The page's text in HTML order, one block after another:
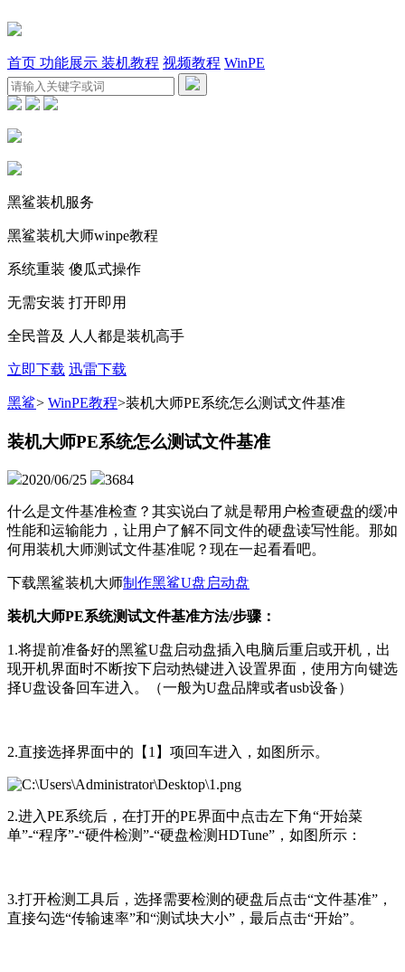
首页 功能展示 装机教程 视频教程 WinPE
黑鲨装机服务
黑鲨装机大师winpe教程
系统重装 傻瓜式操作
无需安装 打开即用
全民普及 人人都是装机高手
立即下载 迅雷下载
黑鲨> WinPE教程>装机大师PE系统怎么测试文件基准
装机大师PE系统怎么测试文件基准
2020/06/25 3684
什么是文件基准检查？其实说白了就是帮用户检查硬盘的缓冲
性能和运输能力，让用户了解不同文件的硬盘读写性能。那如
何用装机大师测试文件基准呢？现在一起看看吧。
下载黑鲨装机大师制作黑鲨U盘启动盘
装机大师PE系统测试文件基准方法/步骤：
1.将提前准备好的黑鲨U盘启动盘插入电脑后重启或开机，出
现开机界面时不断按下启动热键进入设置界面，使用方向键选
择U盘设备回车进入。（一般为U盘品牌或者usb设备）
2.直接选择界面中的【1】项回车进入，如图所示。
2.进入PE系统后，在打开的PE界面中点击左下角“开始菜
单”-“程序”-“硬件检测”-“硬盘检测HDTune”，如图所示：
3.打开检测工具后，选择需要检测的硬盘后点击“文件基准”，
直接勾选“传输速率”和“测试块大小”，最后点击“开始”。